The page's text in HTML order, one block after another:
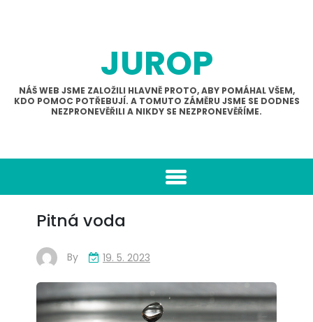
JUROP
NÁŠ WEB JSME ZALOŽILI HLAVNĚ PROTO, ABY POMÁHAL VŠEM,
KDO POMOC POTŘEBUJÍ. A TOMUTO ZÁMĚRU JSME SE DODNES
NEZPRONEVĚŘILI A NIKDY SE NEZPRONEVĚŘÍME.
Pitná voda
By 19. 5. 2023